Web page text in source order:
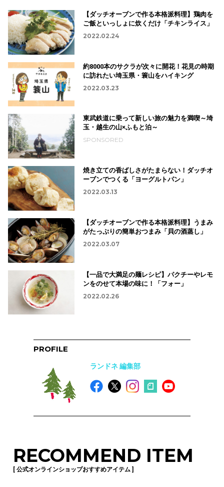
【ダッチオーブンで作る本格派料理】鶏肉を
ご飯といっしょに炊くだけ「チキンライス」
2022.02.24
約8000本のサクラが次々に開花！花見の時期
に訪れたい埼玉県・簑山をハイキング
2022.03.23
東武鉄道に乗って新しい旅の魅力を満喫～埼
玉・越生の山×ふもと泊～
SPONSORED
焼き立ての香ばしさがたまらない！ダッチオ
ーブンでつくる「ヨーグルトパン」
2022.03.13
【ダッチオーブンで作る本格派料理】うまみ
がたっぷりの簡単おつまみ「貝の酒蒸し」
2022.03.07
【一品で大満足の麺レシピ】パクチーやレモ
ンをのせて本場の味に！「フォー」
2022.02.26
PROFILE
ランドネ 編集部
RECOMMEND ITEM
[ 公式オンラインショップおすすめアイテム ]